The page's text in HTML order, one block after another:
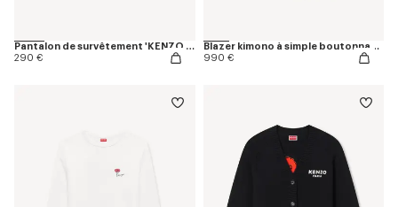
Pantalon de survêtement 'KENZO Tulip' en coton
290 €
Blazer kimono à simple boutonnage en laine vierge
990 €